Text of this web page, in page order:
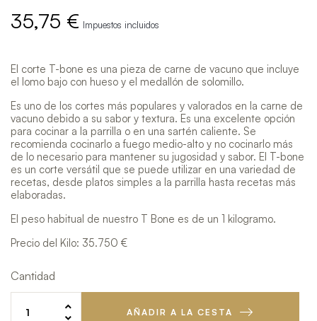
35,75 € Impuestos incluidos
El corte T-bone es una pieza de carne de vacuno que incluye
el lomo bajo con hueso y el medallón de solomillo.
Es uno de los cortes más populares y valorados en la carne de
vacuno debido a su sabor y textura. Es una excelente opción
para cocinar a la parrilla o en una sartén caliente. Se
recomienda cocinarlo a fuego medio-alto y no cocinarlo más
de lo necesario para mantener su jugosidad y sabor. El T-bone
es un corte versátil que se puede utilizar en una variedad de
recetas, desde platos simples a la parrilla hasta recetas más
elaboradas.
El peso habitual de nuestro T Bone es de un 1 kilogramo.
Precio del Kilo: 35.750 €
Cantidad
AÑADIR A LA CESTA